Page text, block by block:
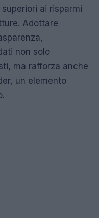
ai risparmi
Adottare
non solo
ma rafforza anche
un elemento